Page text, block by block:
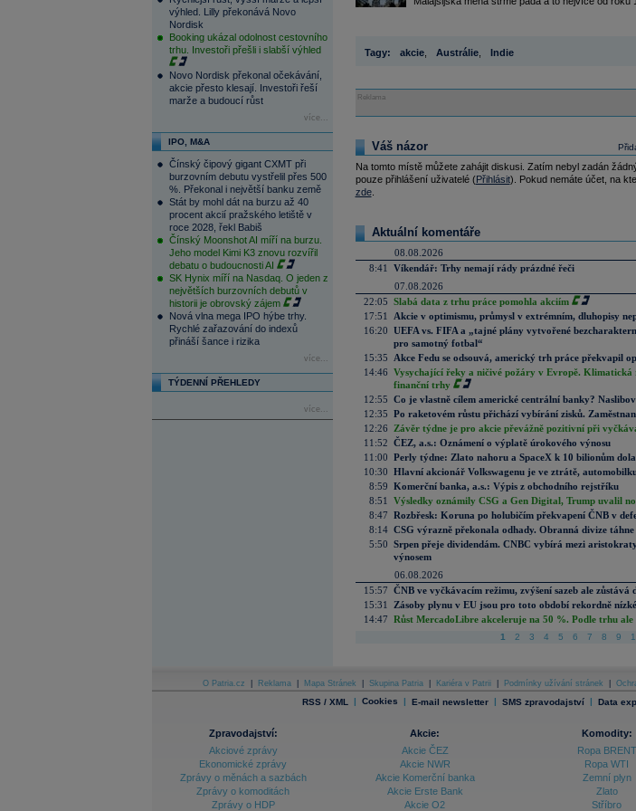
výhled. Lilly překonává Novo
Nordisk
Booking ukázal odolnost cestovního
trhu. Investoři přešli i slabší výhled
Novo Nordisk překonal očekávání,
akcie přesto klesají. Investoři řeší
marže a budoucí růst
více...
IPO, M&A
Čínský čipový gigant CXMT při
burzovním debutu vystřelil přes 500
%. Překonal i největší banku země
Stát by mohl dát na burzu až 40
procent akcií pražského letiště v
roce 2028, řekl Babiš
Čínský Moonshot AI míří na burzu.
Jeho model Kimi K3 znovu rozvířil
debatu o budoucnosti AI
SK Hynix míří na Nasdaq. O jeden z
největších burzovních debutů v
historii je obrovský zájem
Nová vlna mega IPO hýbe trhy.
Rychlé zařazování do indexů
přináší šance i rizika
více...
TÝDENNÍ PŘEHLEDY
více...
Tagy: akcie, Austrálie, Indie
Reklama
Váš názor
Na tomto místě můžete zahájit diskusi. Zatím nebyl zadán
pouze přihlášení uživatelé (Přihlásit). Pokud nemáte účet, na
zde.
Aktuální komentáře
08.08.2026
8:41
Víkendář: Trhy nemají rády prázdné řeči
07.08.2026
22:05 Slabá data z trhu práce pomohla akciím
17:51
Akcie v optimismu, průmysl v extrémním, dluhopisy
16:20 UEFA vs. FIFA a „tajné plány vytvořené
pro samotný fotbal“
15:35
Akce Fedu se odsouvá, americký trh práce překvapil
14:46 Vysychající řeky a ničivé požáry v Evropě.
finanční trhy
12:55 Co je vlastně cílem americké centrální banky?
12:35 Po raketovém růstu přichází vybírání zisků.
12:26
Závěr týdne je pro akcie převážně pozitivní při
11:52 ČEZ, a.s.: Oznámení o výplatě úrokového výnosu
11:00 Perly týdne: Zlato nahoru a SpaceX k 10 bilionům
10:30 Hlavní akcionář Volkswagenu je ve ztrátě,
8:59 Komerční banka, a.s.: Výpis z obchodního rejstříku
8:51
Výsledky oznámily CSG a Gen Digital, Trump uvalil
8:47 Rozbřesk: Koruna po holubičím překvapení ČNB v
8:14 CSG výrazně překonala odhady. Obranná divize
5:50 Srpen přeje dividendám. CNBC vybírá mezi
výnosem
06.08.2026
15:57 ČNB ve vyčkávacím režimu, zvýšení sazeb ale zůstává
15:31
Zásoby plynu v EU jsou pro toto období rekordně
14:47 Růst MercadoLibre akceleruje na 50 %. Podle trhu ale
1 2 3 4 5 6 7 8 9
O Patria.cz Reklama Mapa Stránek Skupina Patria Kariéra v Patrii Podmínky užívání stránek
RSS / XML | Cookies | E-mail newsletter | SMS zpravodajství | Data
Zpravodajství:
Akciové zprávy
Ekonomické zprávy
Zprávy o měnách a sazbách
Zprávy o komoditách
Zprávy o HDP
Akcie:
Akcie ČEZ
Akcie NWR
Akcie Komerční banka
Akcie Erste Bank
Akcie O2
Komodity:
Ropa BRENT
Ropa WTI
Zemní plyn
Zlato
Stříbro